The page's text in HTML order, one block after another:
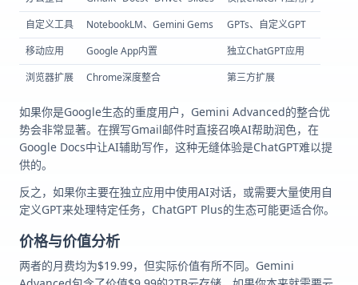
自定义工具
NotebookLM、Gemini Gems
GPTs、自定义GPT
移动应用
Google App内置
独立ChatGPT应用
浏览器扩展
Chrome深度整合 第三方扩展
如果你是Google生态的重度用户，Gemini Advanced的整合优
势会非常显著。在撰写Gmail邮件时直接召唤AI帮助润色，在
Google Docs中让AI辅助写作，这种无缝体验是ChatGPT难以提
供的。
反之，如果你主要在独立应用中使用AI对话，或需要大量使用自
定义GPT来处理特定任务，ChatGPT Plus的生态可能更适合你。
价格与价值分析
两者的月费均为$19.99，但实际价值有所不同。Gemini